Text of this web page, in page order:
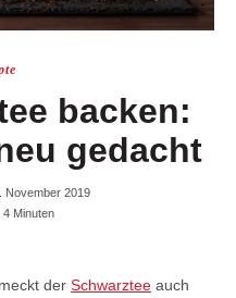
backen:
gedacht
November 2019
4 Minuten
der Schwarztee auch